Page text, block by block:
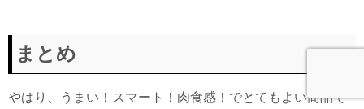
まとめ
やはり、うまい！スマート！肉食感！でとてもよい商品で